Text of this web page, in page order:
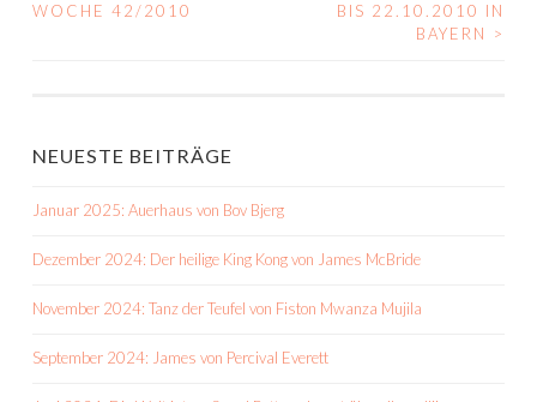
NAVIGATION
WOCHE 42/2010
BIS 22.10.2010 IN
BAYERN
>
NEUESTE BEITRÄGE
Januar 2025: Auerhaus von Bov Bjerg
Dezember 2024: Der heilige King Kong von James McBride
November 2024: Tanz der Teufel von Fiston Mwanza Mujila
September 2024: James von Percival Everett